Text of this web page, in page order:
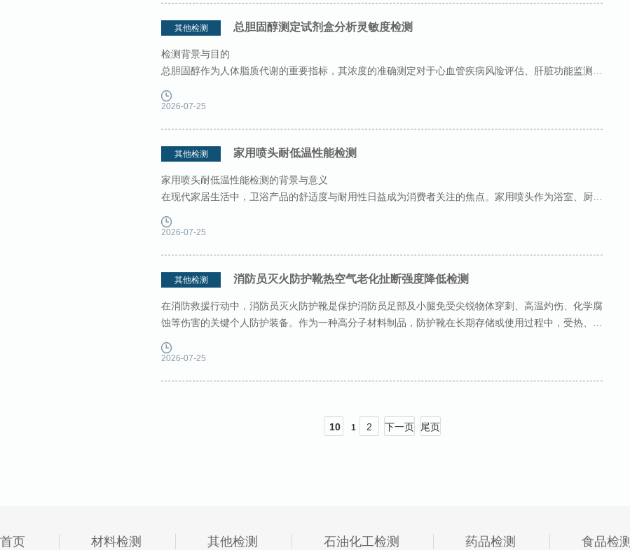
其他检测 总胆固醇测定试剂盒分析灵敏度检测
检测背景与目的
总胆固醇作为人体脂质代谢的重要指标，其浓度的准确测定对于心血管疾病风险评估、肝脏功能监测以
化诊断试
2026-07-25
其他检测 家用喷头耐低温性能检测
家用喷头耐低温性能检测的背景与意义
在现代家居生活中，卫浴产品的舒适度与耐用性日益成为消费者关注的焦点。家用喷头作为浴室、厨房
2026-07-25
其他检测 消防员灭火防护靴热空气老化扯断强度降低检测
在消防救援行动中，消防员灭火防护靴是保护消防员足部及小腿免受尖锐物体穿刺、高温灼伤、化学腐
蚀等伤害的关键个人防护装备。作为一种高分子材料制品，防护靴在长期存储或使用过程中，受热、
2026-07-25
10 1 2 下一页 尾页
首页 材料检测 其他检测 石油化工检测 药品检测 食品检测